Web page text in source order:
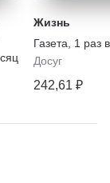
Жизнь
Газета
1 раз
Досуг
242,61 ₽